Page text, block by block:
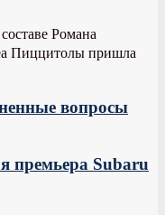
Романа
Пиццитолы пришла
вопросы
премьера Subaru